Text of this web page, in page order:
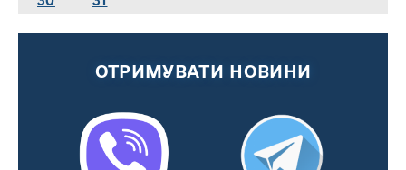
ОТРИМУВАТИ НОВИНИ